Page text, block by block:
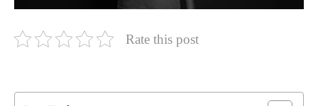
Rate this post